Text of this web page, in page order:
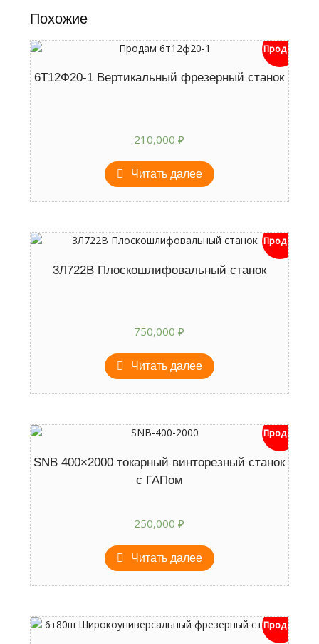
Похожие
Продан
6Т12Ф20-1 Вертикальный фрезерный станок
210,000₽
Читать далее
Продан
3Л722В Плоскошлифовальный станок
750,000₽
Читать далее
Продан
SNB 400×2000 токарный винторезный станок
с ГАПом
250,000₽
Читать далее
Продан